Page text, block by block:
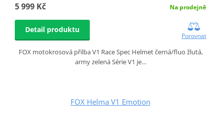
5 999 Kč Na prodejně
Detail produktu
Porovnat
FOX motokrosová přilba V1 Race Spec Helmet černá/fluo žlutá,
army zelená Série V1 je…
FOX Helma V1 Emotion